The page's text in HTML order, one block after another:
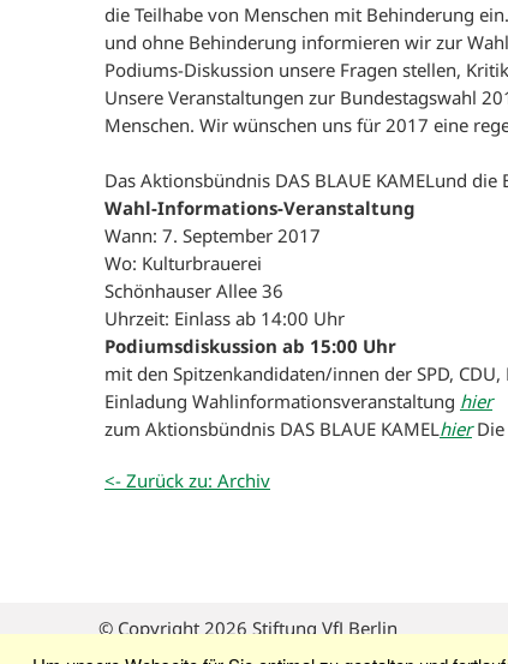
die Teilhabe von Menschen mit Behinderung
und ohne Behinderung informieren wir zur
Podiums-Diskussion unsere Fragen stellen,
Unsere Veranstaltungen zur Bundestagswahl
Menschen. Wir wünschen uns für 2017 eine
Das Aktionsbündnis DAS BLAUE KAMELund die
Wahl-Informations-Veranstaltung
Wann: 7. September 2017
Wo: Kulturbrauerei
Schönhauser Allee 36
Uhrzeit: Einlass ab 14:00 Uhr
Podiumsdiskussion ab 15:00 Uhr
mit den Spitzenkandidaten/innen der SPD,
Einladung Wahlinformationsveranstaltung hier
zum Aktionsbündnis DAS BLAUE KAMELhierDie
<- Zurück zu: Archiv
© Copyright 2026 Stiftung VfJ Berlin